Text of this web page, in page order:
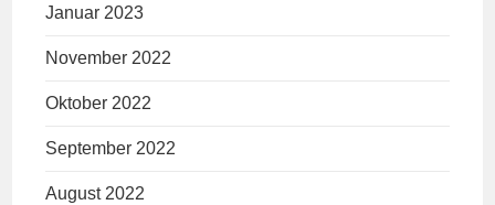
Januar 2023
November 2022
Oktober 2022
September 2022
August 2022